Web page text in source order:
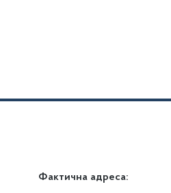
Фактична адреса: